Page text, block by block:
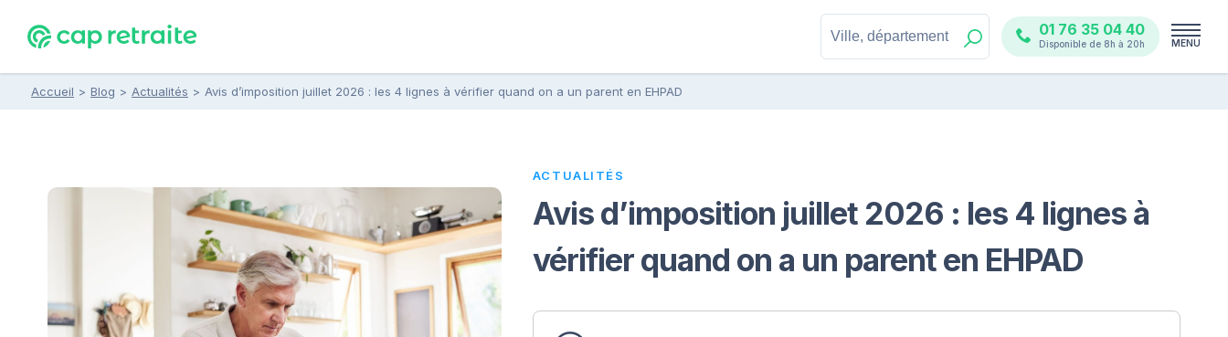
01 76 35 04 40
Disponible de 8h à 20h MENU
Accueil > Blog > Actualités > Avis d’imposition juillet 2026 : les 4 lignes à vérifier quand on a un parent en EHPAD
ACTUALITÉS
Avis d’imposition juillet 2026 : les 4 lignes à
vérifier quand on a un parent en EHPAD